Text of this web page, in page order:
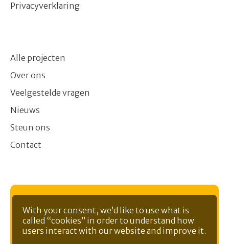
Privacyverklaring
Alle projecten
Over ons
Veelgestelde vragen
Nieuws
Steun ons
Contact
With your consent, we’d like to use what is
called “cookies” in order to understand how
users interact with our website and improve it.